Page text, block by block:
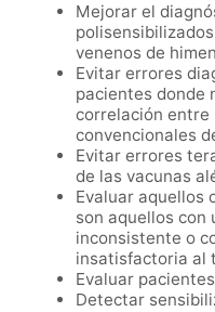
Mejorar el
venenos de
Evitar errores
pacientes donde
correlación entre
convencionales
Evitar errores
de las vacunas
Evaluar aquellos
son aquellos con
inconsistente o
insatisfactoria al
Evaluar
Detectar